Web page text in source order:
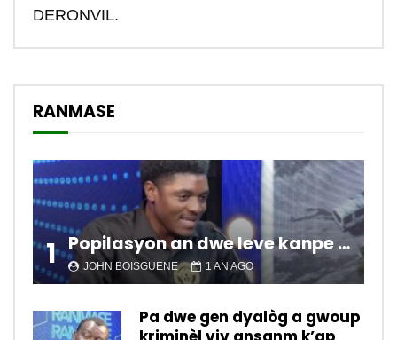
DERONVIL.
RANMASE
1 Popilasyon an dwe leve kanpe pou chanje sitiyasyon kawotik l’ap viv nan peyi a.
JOHN BOISGUENE 1 AN AGO
Pa dwe gen dyalòg a gwoup